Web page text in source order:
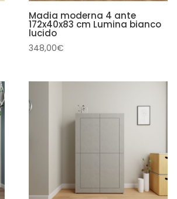
Madia moderna 4 ante
172x40x83 cm Lumina bianco
lucido
348,00€